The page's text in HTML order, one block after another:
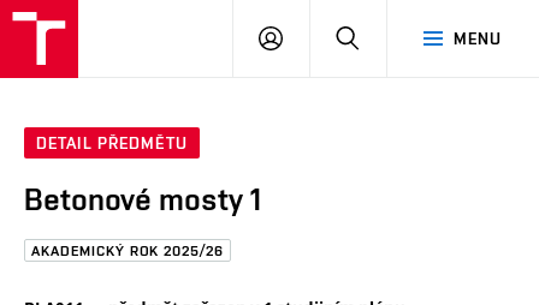
Brno
MENU
PŘIHLÁSIT
DETAIL PŘEDMĚTU
Betonové mosty 1
AKADEMICKÝ ROK 2025/26